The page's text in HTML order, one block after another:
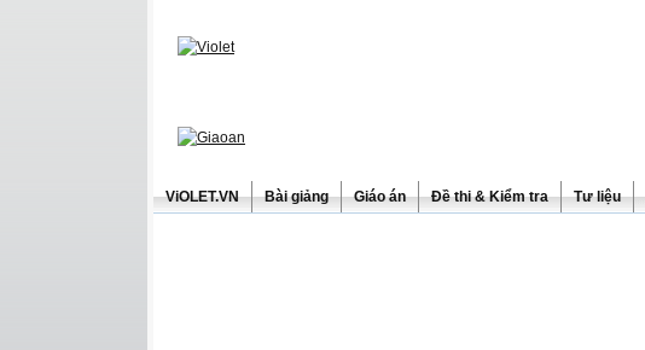
ViOLET.VN Bài giảng Giáo án Đề thi & Kiểm tra Tư liệu